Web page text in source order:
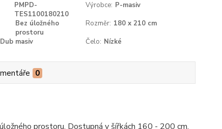
PMPD-
TES1100180210
Výrobce: P-masiv
Bez úložného
prostoru
Rozměr: 180 x 210 cm
Dub masiv Čelo: Nízké
0
prostoru. Dostupná v šířkách 160 - 200 cm,